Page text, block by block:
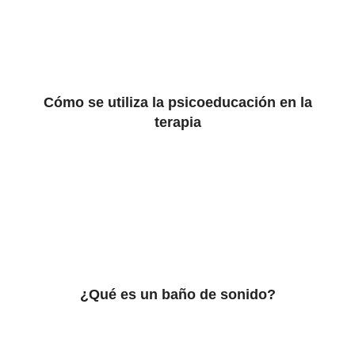
Cómo se utiliza la psicoeducación en la
terapia
¿Qué es un baño de sonido?